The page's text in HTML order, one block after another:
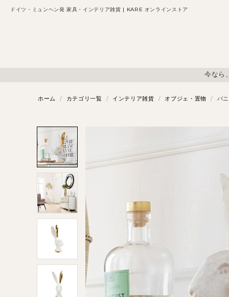
ドイツ・ミュンヘン発 家具・インテリア雑貨 | KARE オンラインストア
今なら
ホーム / カテゴリ一覧 / インテリア雑貨 / オブジェ・置物 / バ